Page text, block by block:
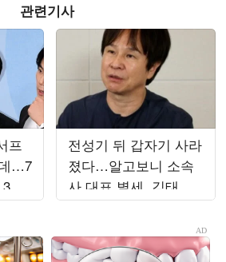
관련기사
프
…7
전성기 뒤 갑자기 사라
졌다…알고보니 소속
사 대표 별세, 김태원
이 도와 ('백투더뮤직